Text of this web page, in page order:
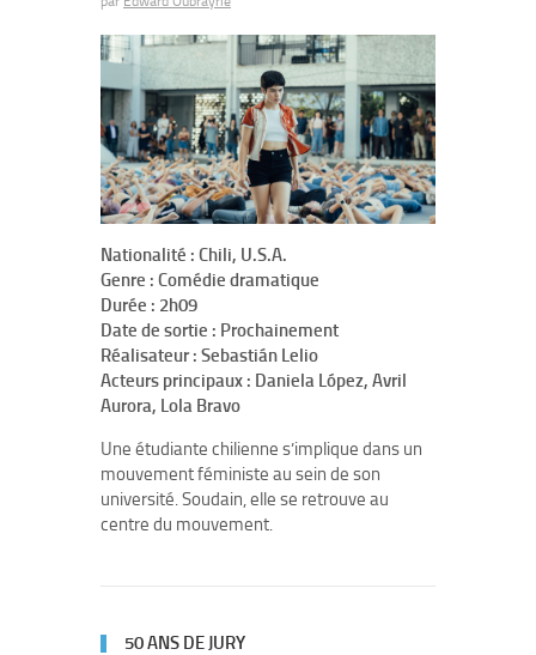
Nationalité : Chili, U.S.A.
Genre : Comédie dramatique
Durée : 2h09
Date de sortie : Prochainement
Réalisateur : Sebastián Lelio
Acteurs principaux : Daniela López, Avril
Aurora, Lola Bravo
Une étudiante chilienne s’implique dans un
mouvement féministe au sein de son
université. Soudain, elle se retrouve au
centre du mouvement.
50 ANS DE JURY